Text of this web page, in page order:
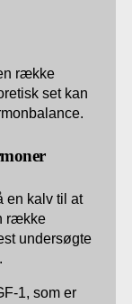
række
set kan
en kalv til at
række
undersøgte
1, som er